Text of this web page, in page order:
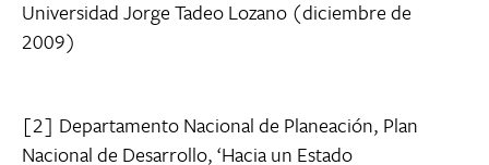
Universidad Jorge Tadeo Lozano (diciembre de
2009)
[2] Departamento Nacional de Planeación, Plan
Nacional de Desarrollo, ‘Hacia un Estado